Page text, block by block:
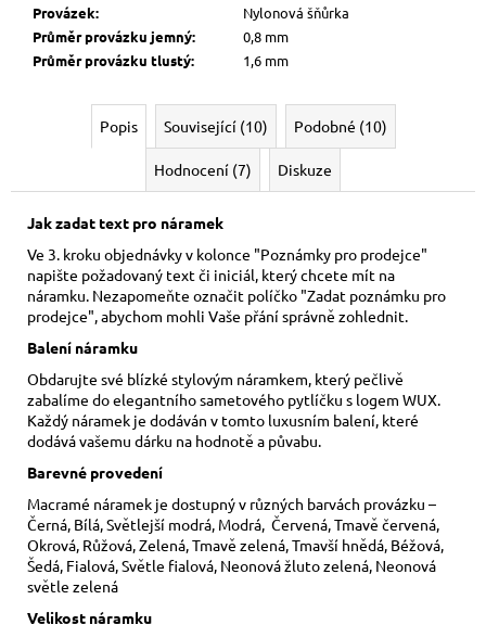
Provázek:
Nylonová šňůrka
Průměr provázku jemný:
0,8 mm
Průměr provázku tlustý: 1,6 mm
Popis Související (10) Podobné (10)
Hodnocení (7) Diskuze
Jak zadat text pro náramek
Ve 3. kroku objednávky v kolonce "Poznámky pro prodejce"
napište požadovaný text či iniciál, který chcete mít na
náramku. Nezapomeňte označit políčko "Zadat poznámku pro
prodejce", abychom mohli Vaše přání správně zohlednit.
Balení náramku
Obdarujte své blízké stylovým náramkem, který pečlivě
zabalíme do elegantního sametového pytlíčku s logem WUX.
Každý náramek je dodáván v tomto luxusním balení, které
dodává vašemu dárku na hodnotě a půvabu.
Barevné provedení
Macramé náramek je dostupný v různých barvách provázku –
Černá, Bílá, Světlejší modrá, Modrá, Červená, Tmavě červená,
Okrová, Růžová, Zelená, Tmavě zelená, Tmavší hnědá, Béžová,
Šedá, Fialová, Světle fialová, Neonová žluto zelená, Neonová
světle zelená
Velikost náramku